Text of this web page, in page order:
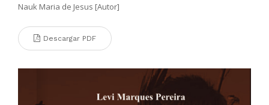
Nauk Maria de Jesus [Autor]
Descargar PDF